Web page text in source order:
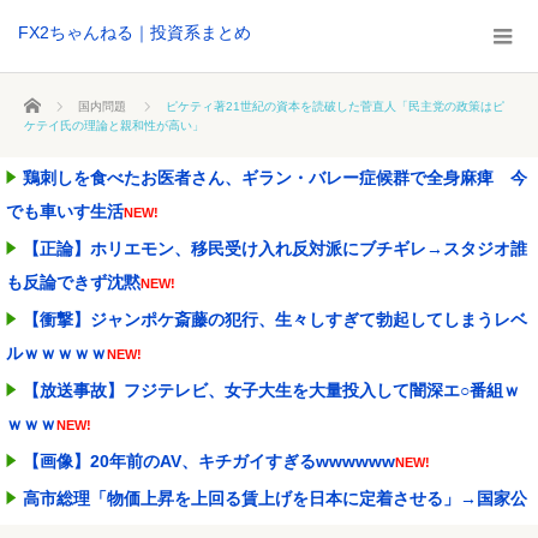
FX2ちゃんねる｜投資系まとめ
ホーム 国内問題
ピケティ著21世紀の資本を読破した菅直人「民主党の政策はピ
ケテイ氏の理論と親和性が高い」
鶏刺しを食べたお医者さん、ギラン・バレー症候群で全身麻痺 今
でも車いす生活NEW!
【正論】ホリエモン、移民受け入れ反対派にブチギレ→スタジオ誰
も反論できず沈黙NEW!
【衝撃】ジャンポケ斎藤の犯行、生々しすぎて勃起してしまうレベ
ルｗｗｗｗｗNEW!
【放送事故】フジテレビ、女子大生を大量投入して闇深エ○番組ｗ
ｗｗｗNEW!
【画像】20年前のAV、キチガイすぎるwwwwwwNEW!
高市総理「物価上昇を上回る賃上げを日本に定着させる」→国家公